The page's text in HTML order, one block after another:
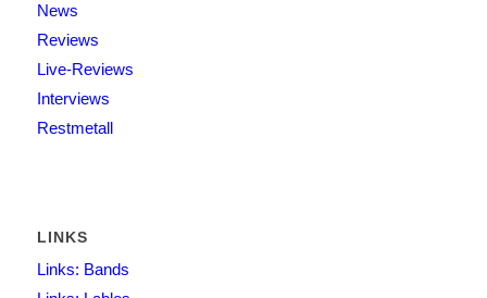
News
Reviews
Live-Reviews
Interviews
Restmetall
LINKS
Links: Bands